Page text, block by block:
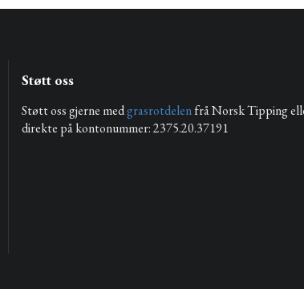
Støtt oss
Støtt oss gjerne medgrasrotdelenfrå Norsk Tipping
direkte på kontonummer: 2375.20.37191